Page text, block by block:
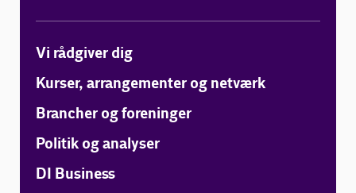
Vi rådgiver dig
Kurser, arrangementer og netværk
Brancher og foreninger
Politik og analyser
DI Business